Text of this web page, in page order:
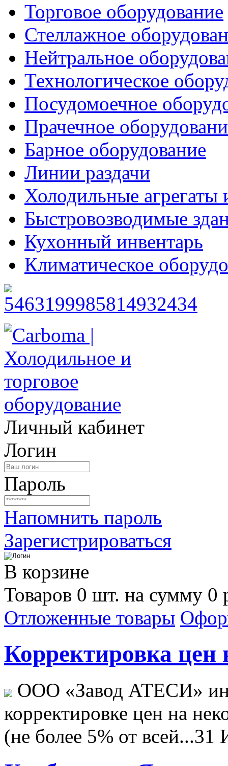
Торговое оборудование
Стеллажное
Нейтральное
Технологическое
Посудомоечное
Прачечное
Барное оборудование
Линии раздачи
Холодильные агрегаты
Быстровозводимые
Кухонный инвентарь
Климатическое
Личный кабинет
Логин
Пароль
Напомнить пароль
Зарегистрироваться
В корзине
Товаров 0 шт. на сумму 0
Отложенные товары
Корректировка цен
ООО «Завод АТЕСИ»
корректировке цен на
(не более 5% от всей...31